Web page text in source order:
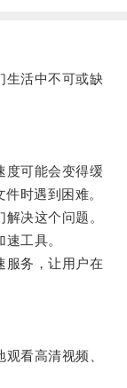
活中不可或缺
可能会变得缓
时遇到困难。
决这个问题。
工具。
务，让用户在
看高清视频、